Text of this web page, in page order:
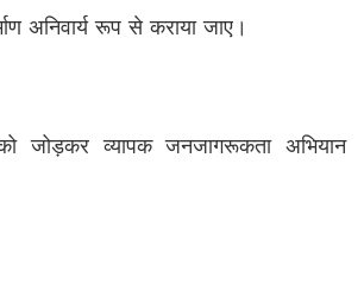
अनिवार्य रूप से कराया जाए।
को जोड़कर व्यापक जनजागरूकता अभियान